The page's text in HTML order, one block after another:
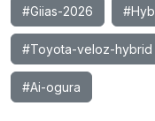
#Giias-2026
#Toyota-veloz-hybrid
#Ai-ogura